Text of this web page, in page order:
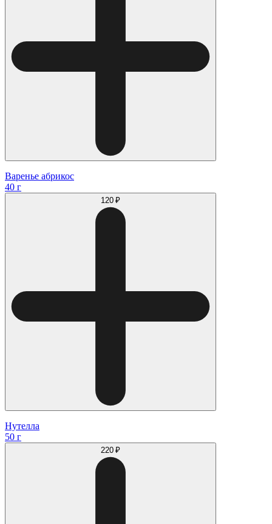
Варенье абрикос
40 г
120 ₽
Нутелла
50 г
220 ₽